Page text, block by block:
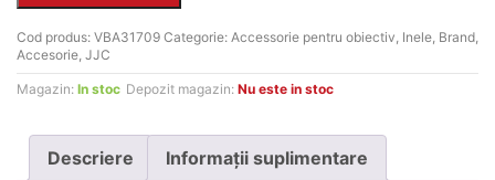
Cod produs: VBA31709 Categorie: Accessorie pentru obiectiv, Inele, Brand,
Accesorie, JJC
Magazin: In stoc Depozit magazin: Nu este in stoc
Descriere Informații suplimentare